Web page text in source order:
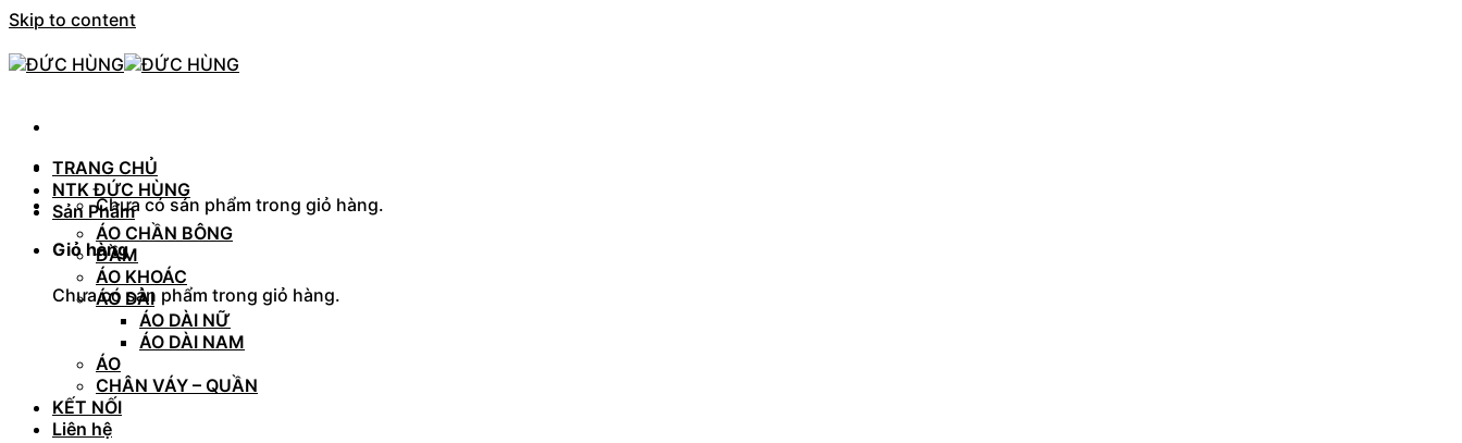
Skip to content
Chưa có sản phẩm trong giỏ hàng.
Giỏ hàng
Chưa có sản phẩm trong giỏ hàng.
TRANG CHỦ
NTK ĐỨC HÙNG
Sản Phẩm
ÁO CHẦN BÔNG
ĐẦM
ÁO KHOÁC
ÁO DÀI
ÁO DÀI NỮ
ÁO DÀI NAM
ÁO
CHÂN VÁY – QUẦN
KẾT NỐI
Liên hệ